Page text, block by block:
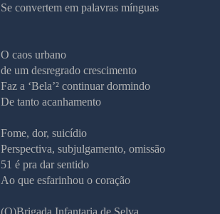
Se convertem em palavras mínguas
O caos urbano
de um desregrado crescimento
Faz a ‘Bela’² continuar dormindo
De tanto acanhamento
Fome, dor, suicídio
Perspectiva, subjulgamento, omissão
51 é pra dar sentido
Ao que esfarinhou o coração
(O)Brigada Infantaria de Selva